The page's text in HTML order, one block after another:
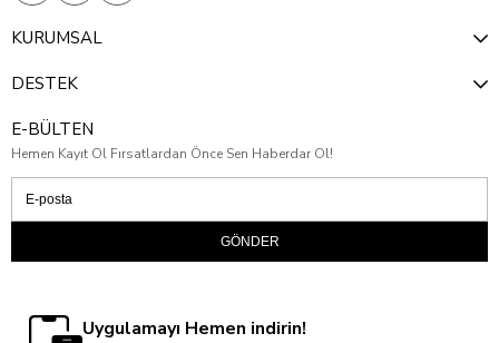
KURUMSAL
DESTEK
E-BÜLTEN
Hemen Kayıt Ol Fırsatlardan Önce Sen Haberdar Ol!
GÖNDER
Uygulamayı Hemen indirin!